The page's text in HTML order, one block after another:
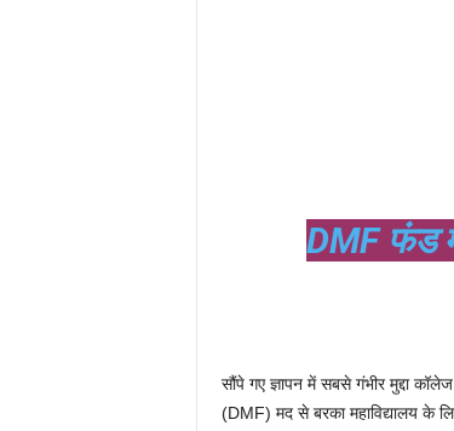
DMF फंड
सौंपे गए ज्ञापन में सबसे गंभीर मुद्दा
(DMF) मद से बरका महाविद्यालय के